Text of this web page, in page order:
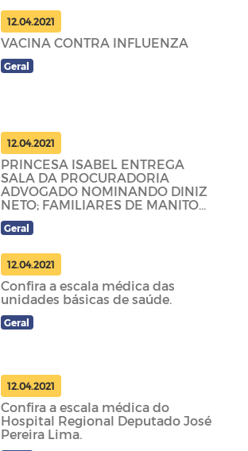
12.04.2021
VACINA CONTRA INFLUENZA
Geral
12.04.2021
PRINCESA ISABEL ENTREGA
SALA DA PROCURADORIA
ADVOGADO NOMINANDO DINIZ
NETO; FAMILIARES DE MANITO
AGRADECERAM.
Geral
12.04.2021
Confira a escala médica das
unidades básicas de saúde.
Geral
12.04.2021
Confira a escala médica do
Hospital Regional Deputado José
Pereira Lima.